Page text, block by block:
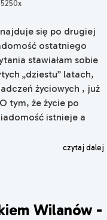
się po drugiej
ostatniego
stawiałam sobie
„dziestu” latach,
życiowych , już
tym, że życie po
istnieje a
czytaj dalej
Wilanów -